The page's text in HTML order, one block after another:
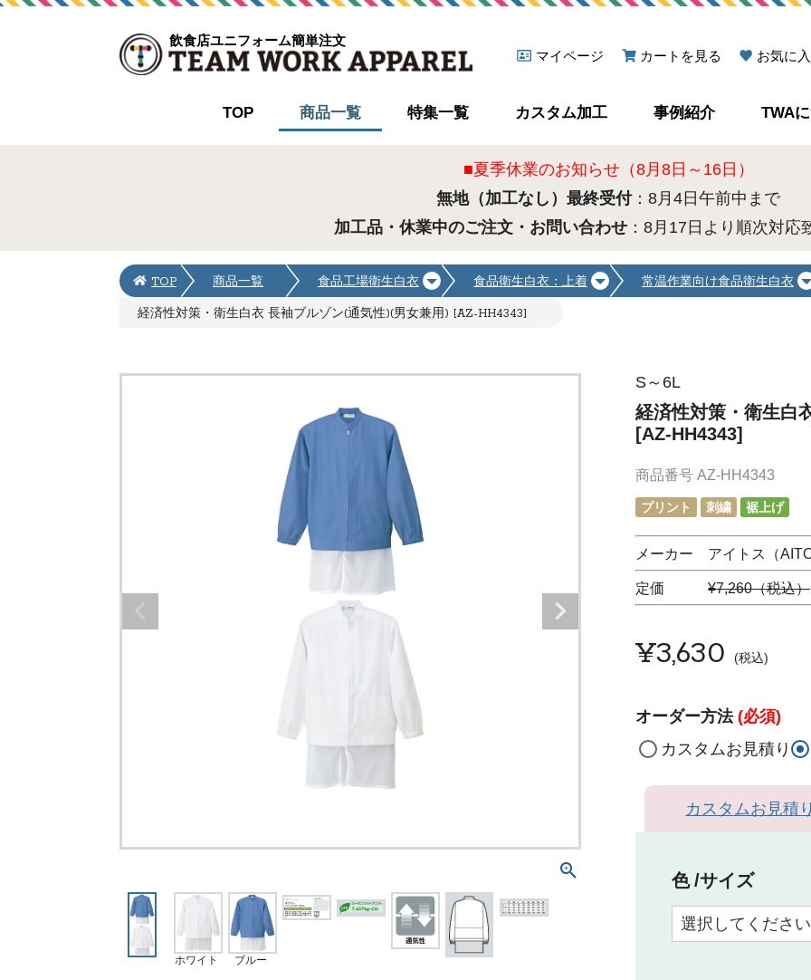
飲食店ユニフォーム簡単注文
マイページ
カートを見る お気に
TOP 商品一覧 特集一覧 カスタム加工 事例紹介 TWA
■夏季休業のお知らせ（8月8日～16日）
無地（加工なし）最終受付：8月4日午前中まで
加工品・休業中のご注文・お問い合わせ ：8月17日より順次対応
TOP 商品一覧 食品工場衛生白衣 食品衛生白衣：上着 常温作業向け食品衛生白衣
経済性対策・衛生白衣 長袖ブルゾン(通気性)(男女兼用) [AZ-HH4343]
S～6L
経済性対策・衛生白
[AZ-HH4343]
商品番号 AZ-HH4343
ホワイト ブルー
プリント 刺繍 裾上げ
メーカー アイトス（
定価 ¥7,260（税込）
¥3,630 税込
オーダー方法 (必須)
カスタムお見積り
カスタムお見積
色 サイズ